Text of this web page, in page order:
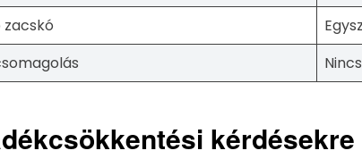
zacskó
Nincs
kérdésekre